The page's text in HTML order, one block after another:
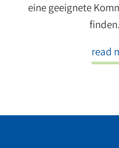
eine geeignete
read